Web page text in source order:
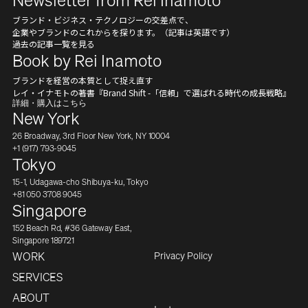
ブランド・ビジネス・テクノロジーの交差点で、
企業やブランドのこれからを探ります。（記事は英語です）
過去の記事一覧を見る
Book by Rei Inamoto
ブランドを経営の本質として捉え直す
レイ・イナモトの著書『Brand Shift -「信頼」で選ばれる時代の成長戦略』
詳細・購入はこちら
New York
26 Broadway, 3rd Floor New York, NY 10004
+1 (917) 793-9045
Tokyo
15-1, Udagawa-cho Shibuya-ku, Tokyo
+81 050 3708 9045
Singapore
152 Beach Rd, #36 Gateway East,
Singapore 189721
WORK
SERVICES
ABOUT
Privacy Policy
CONTACT